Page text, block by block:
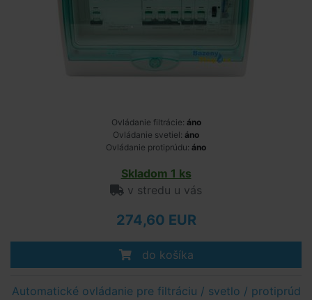
Ovládanie filtrácie: áno
Ovládanie svetiel: áno
Ovládanie protiprúdu: áno
Skladom 1 ks
v stredu u vás
274,60 EUR
do košíka
Automatické ovládanie pre filtráciu / svetlo / protiprúd